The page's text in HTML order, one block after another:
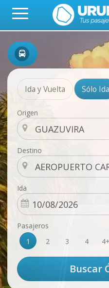
Ida y Vuelta Sólo Ida
Origen
Destino
Ida
Pasajeros
1
2 3 4 4+